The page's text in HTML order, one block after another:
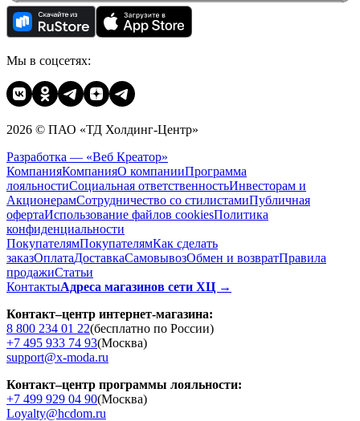
Мы в соцсетях:
2026 © ПАО «ТД Холдинг-Центр»
Разработка — «Веб Креатор»
КомпанияКомпанияО компанииПрограмма
лояльностиСоциальная ответственностьИнвесторам и
АкционерамСотрудничество со стилистамиПубличная
офертаИспользование файлов cookiesПолитика
конфиденциальности
ПокупателямПокупателямКак сделать
заказОплатаДоставкаCамовывозОбмен и возвратПравила
продажиСтатьи
КонтактыАдреса магазинов сети ХЦ →
Контакт–центр интернет-магазина:
8 800 234 01 22(бесплатно по России)
+7 495 933 74 93(Москва)
support@x-moda.ru
Контакт–центр программы лояльности:
+7 499 929 04 90(Москва)
Loyalty@hcdom.ru